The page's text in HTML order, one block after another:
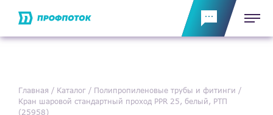
Главная Каталог
Полипропиленовые трубы и фитинги
Кран шаровой стандартный проход PPR 25, белый, РТП
(25958)